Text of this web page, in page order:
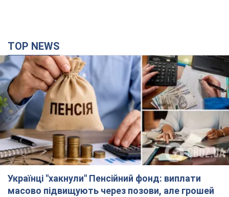
TOP NEWS
Українці "хакнули" Пенсійний фонд: виплати
масово підвищують через позови, але грошей